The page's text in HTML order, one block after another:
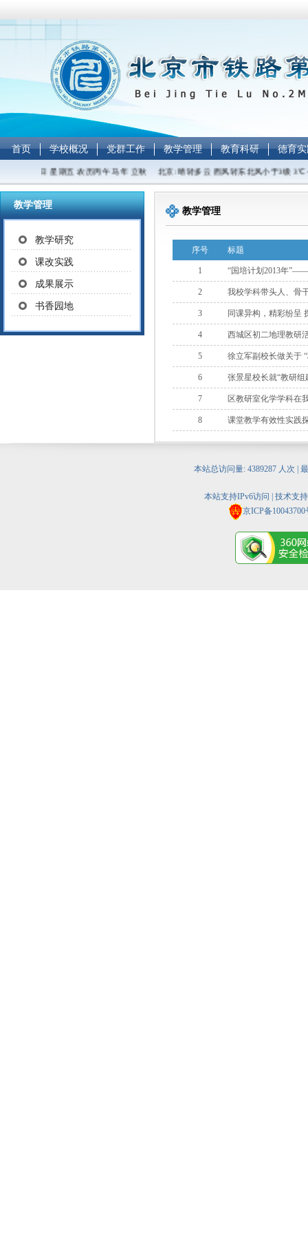
首页 学校概况 党群工作 教学管理 教育科研 德育
年08月07日 星期五 农历丙午 马年 立秋 北京: 晴转多云 西风转东北风小于3级 3℃
教学管理
教学研究
课改实践
成果展示
书香园地
教学管理
序号 标题
1 “国培计划2013年
2 我校学科带头人、骨
3 同课异构，精彩纷呈
4 西城区初二地理教研
5 徐立军副校长做关于
6 张景星校长就“教研
7 区教研室化学学科在
8 课堂教学有效性实践
本站总访问量: 4389287人次 |
本站支持IPv6访问 | 技术支
京ICP备10043700